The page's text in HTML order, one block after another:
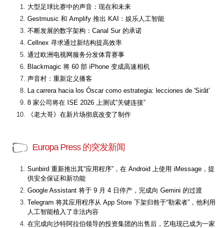
大型足球比赛中的声音：现在和未来
Gestmusic 和 Amplify 推出 KAI：娱乐人工智能
不断发展的数字架构：Canal Sur 的承诺
Cellnex 寻求通过新结构提高效率
通过欧洲电视网服务分发体育赛事
Blackmagic 将 60 部 iPhone 变成高速相机
声音村：重新定义播客
La carrera hacia los Óscar como estrategia: lecciones de 'Sirât'
8 家公司将在 ISE 2026 上测试“关键连接”
《老大哥》在新片场彻底改变了制作
Europa Press 的突发新闻
Sunbird 重新推出其“应用程序”，在 Android 上使用 iMessage，提
供安全保证和新功能
Google Assistant 将于 9 月 4 日停产，完成向 Gemini 的过渡
Telegram 将其应用程序从 App Store 下架归咎于“勒索者”，他利用
人工智能植入了非法内容
在完成向沙特阿拉伯领导的投资集团的出售后，艺电现已成为一家